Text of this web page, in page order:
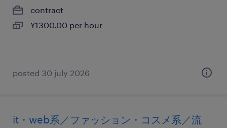
contract
¥1300.00 per hour
posted 30 july 2026
it・web系／ファッション・コスメ系／流